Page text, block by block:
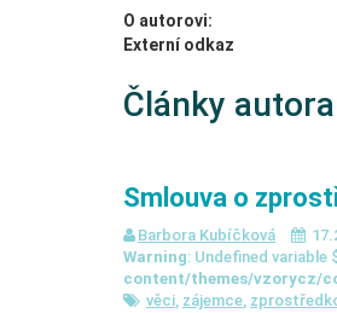
O autorovi:
Externí odkaz
Články
Smlouva o
Barbora Kubíčková
Warning: Undefined variable
content/themes/vzorycz/
věci, zájemce,